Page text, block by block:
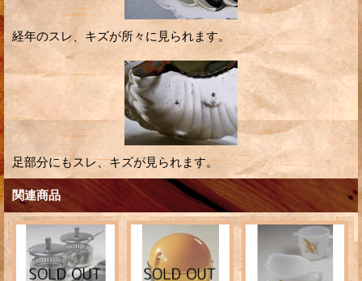
経年のスレ、キズが所々に見られます。
足部分にもスレ、キズが見られます。
関連商品